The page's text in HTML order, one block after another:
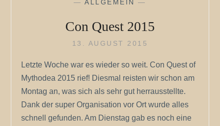
—ALLGEMEIN —
Con Quest 2015
13. AUGUST 2015
Letzte Woche war es wieder so weit. Con Quest of
Mythodea 2015 rief! Diesmal reisten wir schon am
Montag an, was sich als sehr gut herrausstellte.
Dank der super Organisation vor Ort wurde alles
schnell gefunden. Am Dienstag gab es noch eine